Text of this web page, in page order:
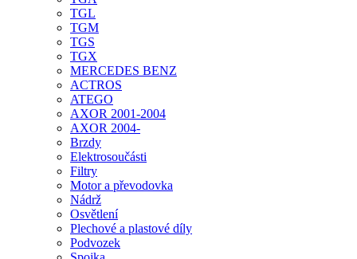
TGL
TGM
TGS
TGX
MERCEDES BENZ
ACTROS
ATEGO
AXOR 2001-2004
AXOR 2004-
Brzdy
Elektrosoučásti
Filtry
Motor a převodovka
Nádrž
Osvětlení
Plechové a plastové díly
Podvozek